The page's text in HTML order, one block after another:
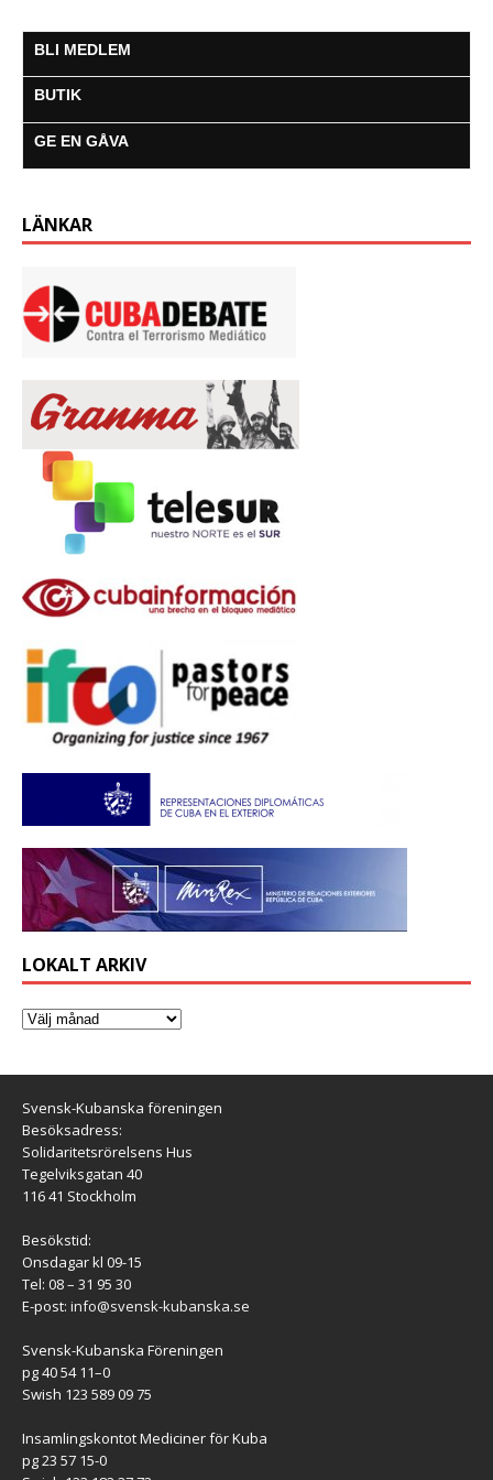
BLI MEDLEM
BUTIK
GE EN GÅVA
LÄNKAR
LOKALT ARKIV
Svensk-Kubanska föreningen
Besöksadress:
Solidaritetsrörelsens Hus
Tegelviksgatan 40
116 41 Stockholm
Besökstid:
Onsdagar kl 09-15
Tel: 08 – 31 95 30
E-post: info@svensk-kubanska.se
Svensk-Kubanska Föreningen
pg 40 54 11–0
Swish 123 589 09 75
Insamlingskontot Mediciner för Kuba
pg 23 57 15-0